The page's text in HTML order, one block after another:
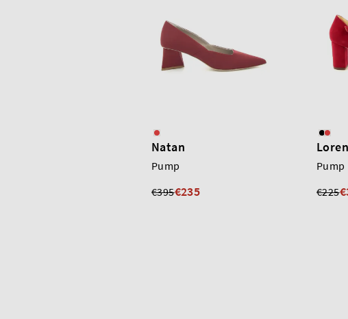
Natan
Pump
€395€235
Pump
€225